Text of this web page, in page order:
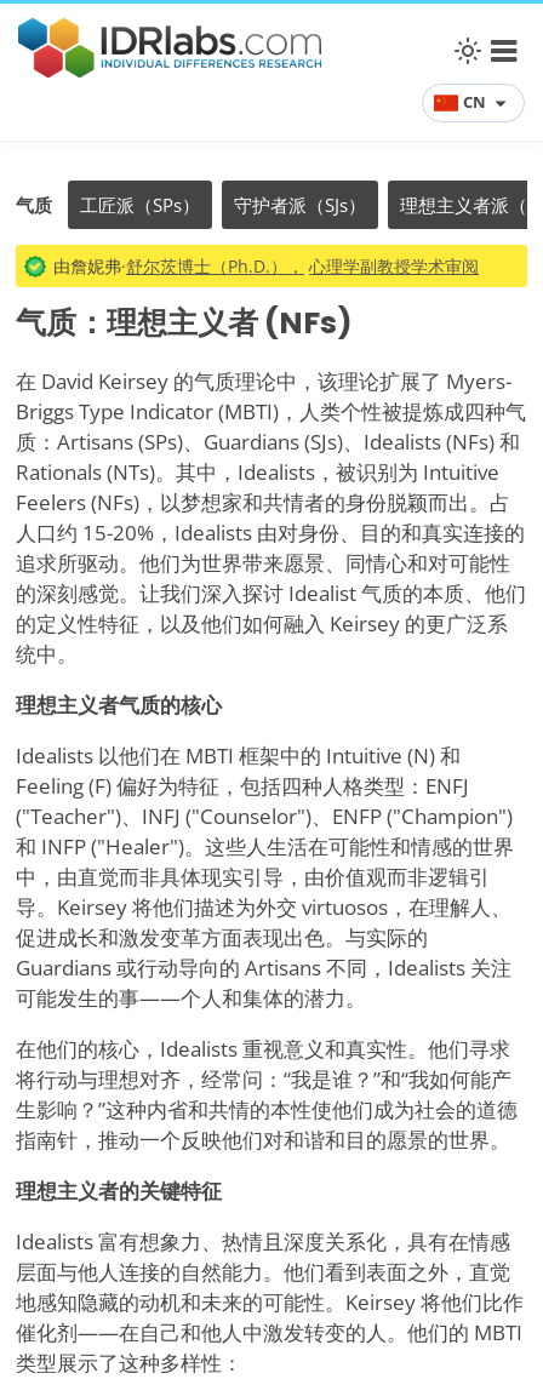
CN
气质 工匠派（SPs） 守护者派（SJs） 理想主义者派（
由詹妮弗·舒尔茨博士（Ph.D.）， 心理学副教授学术审阅
气质：理想主义者 (NFs)
在 David Keirsey 的气质理论中，该理论扩展了 Myers-
Briggs Type Indicator (MBTI)，人类个性被提炼成四种气
质：Artisans (SPs)、Guardians (SJs)、Idealists (NFs) 和
Rationals (NTs)。其中，Idealists，被识别为 Intuitive
Feelers (NFs)，以梦想家和共情者的身份脱颖而出。占
人口约 15-20%，Idealists 由对身份、目的和真实连接的
追求所驱动。他们为世界带来愿景、同情心和对可能性
的深刻感觉。让我们深入探讨 Idealist 气质的本质、他们
的定义性特征，以及他们如何融入 Keirsey 的更广泛系
统中。
理想主义者气质的核心
Idealists 以他们在 MBTI 框架中的 Intuitive (N) 和
Feeling (F) 偏好为特征，包括四种人格类型：ENFJ
("Teacher")、INFJ ("Counselor")、ENFP ("Champion")
和 INFP ("Healer")。这些人生活在可能性和情感的世界
中，由直觉而非具体现实引导，由价值观而非逻辑引
导。Keirsey 将他们描述为外交 virtuosos，在理解人、
促进成长和激发变革方面表现出色。与实际的
Guardians 或行动导向的 Artisans 不同，Idealists 关注
可能发生的事——个人和集体的潜力。
在他们的核心，Idealists 重视意义和真实性。他们寻求
将行动与理想对齐，经常问：“我是谁？”和“我如何能产
生影响？”这种内省和共情的本性使他们成为社会的道德
指南针，推动一个反映他们对和谐和目的愿景的世界。
理想主义者的关键特征
Idealists 富有想象力、热情且深度关系化，具有在情感
层面与他人连接的自然能力。他们看到表面之外，直觉
地感知隐藏的动机和未来的可能性。Keirsey 将他们比作
催化剂——在自己和他人中激发转变的人。他们的 MBTI
类型展示了这种多样性：